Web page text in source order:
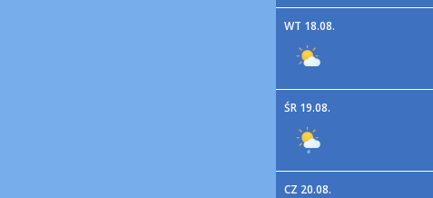
WT 18.08.
ŚR 19.08.
CZ 20.08.